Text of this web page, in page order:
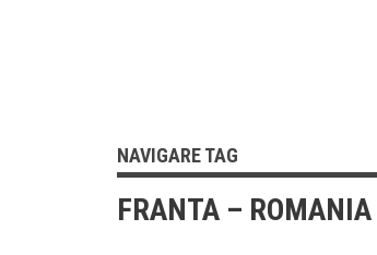
NAVIGARE TAG
FRANTA – ROMANIA